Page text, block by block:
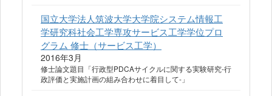
国立大学法人筑波大学大学院システム情報工
学研究科社会工学専攻サービス工学学位プロ
グラム 修士（サービス工学）
2016年3月
修士論文題目「行政型PDCAサイクルに関する実験研究-行
政評価と実施計画の組み合わせに着目して-」